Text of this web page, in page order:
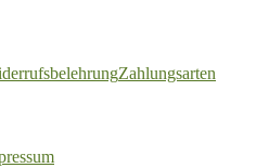
Zahlungsarten